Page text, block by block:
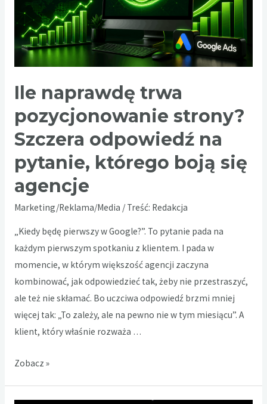
wyróżnienie
uczestników
wydarzenia
Ile naprawdę trwa
pozycjonowanie strony?
Szczera odpowiedź na
pytanie, którego boją się
agencje
Marketing/Reklama/Media / Treść: Redakcja
„Kiedy będę pierwszy w Google?”. To pytanie pada na
każdym pierwszym spotkaniu z klientem. I pada w
momencie, w którym większość agencji zaczyna
kombinować, jak odpowiedzieć tak, żeby nie przestraszyć,
ale też nie skłamać. Bo uczciwa odpowiedź brzmi mniej
więcej tak: „To zależy, ale na pewno nie w tym miesiącu”. A
klient, który właśnie rozważa …
Ile
Zobacz »